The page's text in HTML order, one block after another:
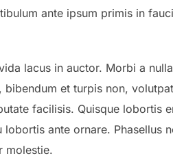
ante ipsum primis in
lacus in auctor. Morbi a
et turpis non,
facilisis. Quisque lobortis
ante ornare. Phasellus
molestie.